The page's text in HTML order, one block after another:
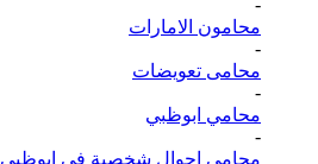
محامون الامارات
-
محامى تعويضات
-
محامي ابوظبي
-
محامي احوال شخصية في ابوظبي